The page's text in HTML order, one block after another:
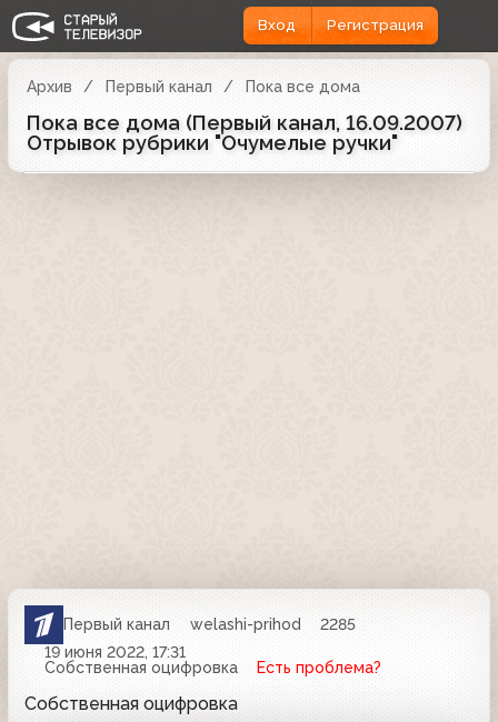
Вход Регистрация
Архив Первый канал Пока все дома
Пока все дома (Первый канал, 16.09.2007)
Отрывок рубрики "Очумелые ручки"
Первый канал welashi-prihod
2285
19 июня 2022, 17:31
Собственная оцифровка
Есть проблема?
Собственная оцифровка